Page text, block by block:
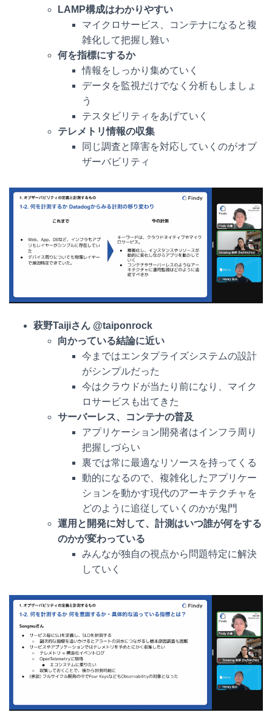
LAMP構成はわかりやすい
マイクロサービス、コンテナになると複
雑化して把握し難い
何を指標にするか
情報をしっかり集めていく
データを監視だけでなく分析もしましょ
う
テスタビリティをあげていく
テレメトリ情報の収集
同じ調査と障害を対応していくのがオブ
ザーバビリティ
萩野Taijiさん @taiponrock
向かっている結論に近い
今まではエンタプライズシステムの設計
がシンプルだった
今はクラウドが当たり前になり、マイク
ロサービスも出てきた
サーバーレス、コンテナの普及
アプリケーション開発者はインフラ周り
把握しづらい
裏では常に最適なリソースを持ってくる
動的になるので、複雑化したアプリケー
ションを動かす現代のアーキテクチャを
どのように追従していくのかが鬼門
運用と開発に対して、計測はいつ誰が何をする
のかが変わっている
みんなが独自の視点から問題特定に解決
していく